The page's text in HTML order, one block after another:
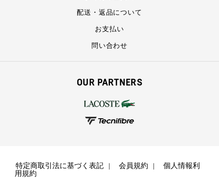
配送・返品について
お支払い
問い合わせ
OUR PARTNERS
特定商取引法に基づく表記 会員規約
個人情報利
用規約